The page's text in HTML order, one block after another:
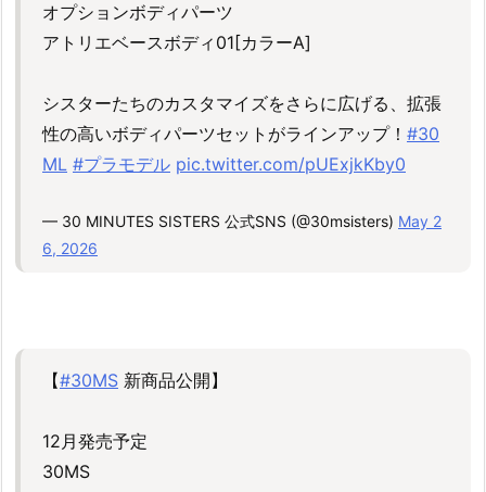
オプションボディパーツ
アトリエベースボディ01[カラーA]
シスターたちのカスタマイズをさらに広げる、拡張
性の高いボディパーツセットがラインアップ！ #30
ML #プラモデル pic.twitter.com/pUExjkKby0
— 30 MINUTES SISTERS 公式SNS (@30msisters) May 2
6, 2026
【#30MS 新商品公開】
12月発売予定
30MS